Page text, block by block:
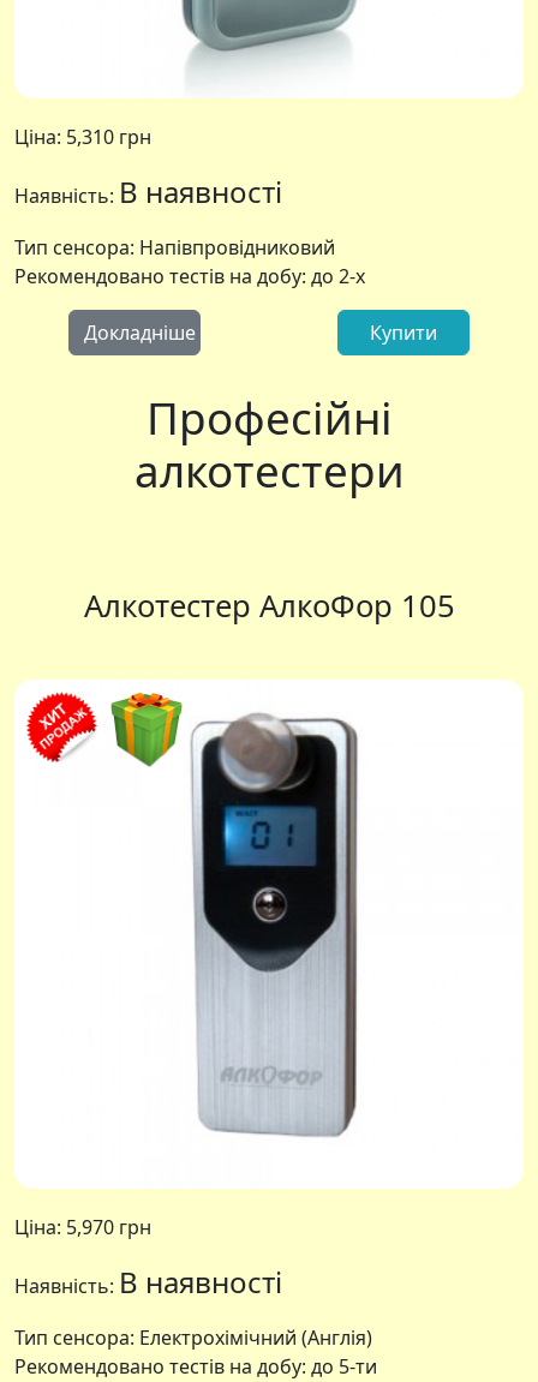
Ціна: 5,310 грн
Наявність: В наявності
Тип сенсора: Напівпровідниковий
Рекомендовано тестів на добу: до 2-х
Докладніше Купити
Професійні
алкотестери
Алкотестер АлкоФор 105
Ціна: 5,970 грн
Наявність: В наявності
Тип сенсора: Електрохімічний (Англія)
Рекомендовано тестів на добу: до 5-ти